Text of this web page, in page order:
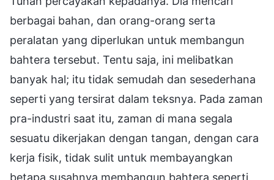
berbagai bahan, dan orang-orang serta
peralatan yang diperlukan untuk membangun
bahtera tersebut. Tentu saja, ini melibatkan
banyak hal; itu tidak semudah dan sesederhana
seperti yang tersirat dalam teksnya. Pada zaman
pra-industri saat itu, zaman di mana segala
sesuatu dikerjakan dengan tangan, dengan cara
kerja fisik, tidak sulit untuk membayangkan
betapa susahnya membangun bahtera seperti